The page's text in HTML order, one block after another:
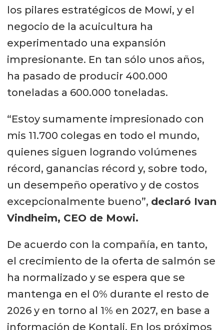
los pilares estratégicos de Mowi, y el
negocio de la acuicultura ha
experimentado una expansión
impresionante. En tan sólo unos años,
ha pasado de producir 400.000
toneladas a 600.000 toneladas.
“Estoy sumamente impresionado con
mis 11.700 colegas en todo el mundo,
quienes siguen logrando volúmenes
récord, ganancias récord y, sobre todo,
un desempeño operativo y de costos
excepcionalmente bueno”, declaró Ivan
Vindheim, CEO de Mowi.
De acuerdo con la compañía, en tanto,
el crecimiento de la oferta de salmón se
ha normalizado y se espera que se
mantenga en el 0% durante el resto de
2026 y en torno al 1% en 2027, en base a
información de Kontali. En los próximos